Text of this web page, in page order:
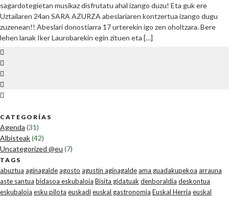
sagardotegietan musikaz disfrutatu ahal izango duzu! Eta guk ere
Uztailaren 24an SARA AZURZA abeslariaren kontzertua izango dugu
zuzenean!! Abeslari donostiarra 17 urterekin igo zen oholtzara. Bere
lehen lanak Iker Laurobarekin egin zituen eta […]
CATEGORÍAS
Agenda (31)
Albisteak(42)
Uncategorized @eu (7)
TAGS
abuztua aginagaldeagosto agustin aginagaldeama guadakupekoa arrauna
aste santua bidasoa eskubaloia Bisita gidatuakdenboraldia deskontua
eskubaloia esku pilota euskadieuskal gastronomia Euskal Herria euskal